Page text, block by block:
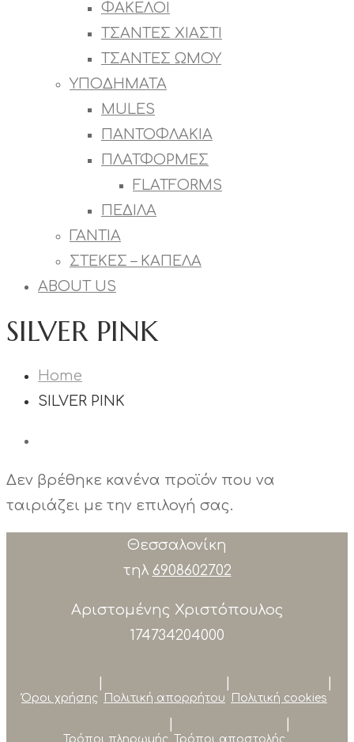
ΦΑΚΕΛΟΙ
ΤΣΑΝΤΕΣ ΧΙΑΣΤΙ
ΤΣΑΝΤΕΣ ΩΜΟΥ
ΥΠΟΔΗΜΑΤΑ
MULES
ΠΑΝΤΟΦΛΑΚΙΑ
ΠΛΑΤΦΟΡΜΕΣ
FLATFORMS
ΠΕΔΙΛΑ
ΓΑΝΤΙΑ
ΣΤΕΚΕΣ – ΚΑΠΕΛΑ
ABOUT US
SILVER PINK
Home
SILVER PINK
Δεν βρέθηκε κανένα προϊόν που να
ταιριάζει με την επιλογή σας.
Θεσσαλονίκη
τηλ 6908602702
Αριστομένης Χριστόπουλος
174734204000
Όροι χρήσης Πολιτική απορρήτου Πολιτική cookies
Τρόποι πληρωμής Τρόποι αποστολής